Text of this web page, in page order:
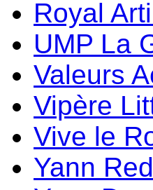
Royal
UMP La
Valeurs
Vipère
Vive le
Yann